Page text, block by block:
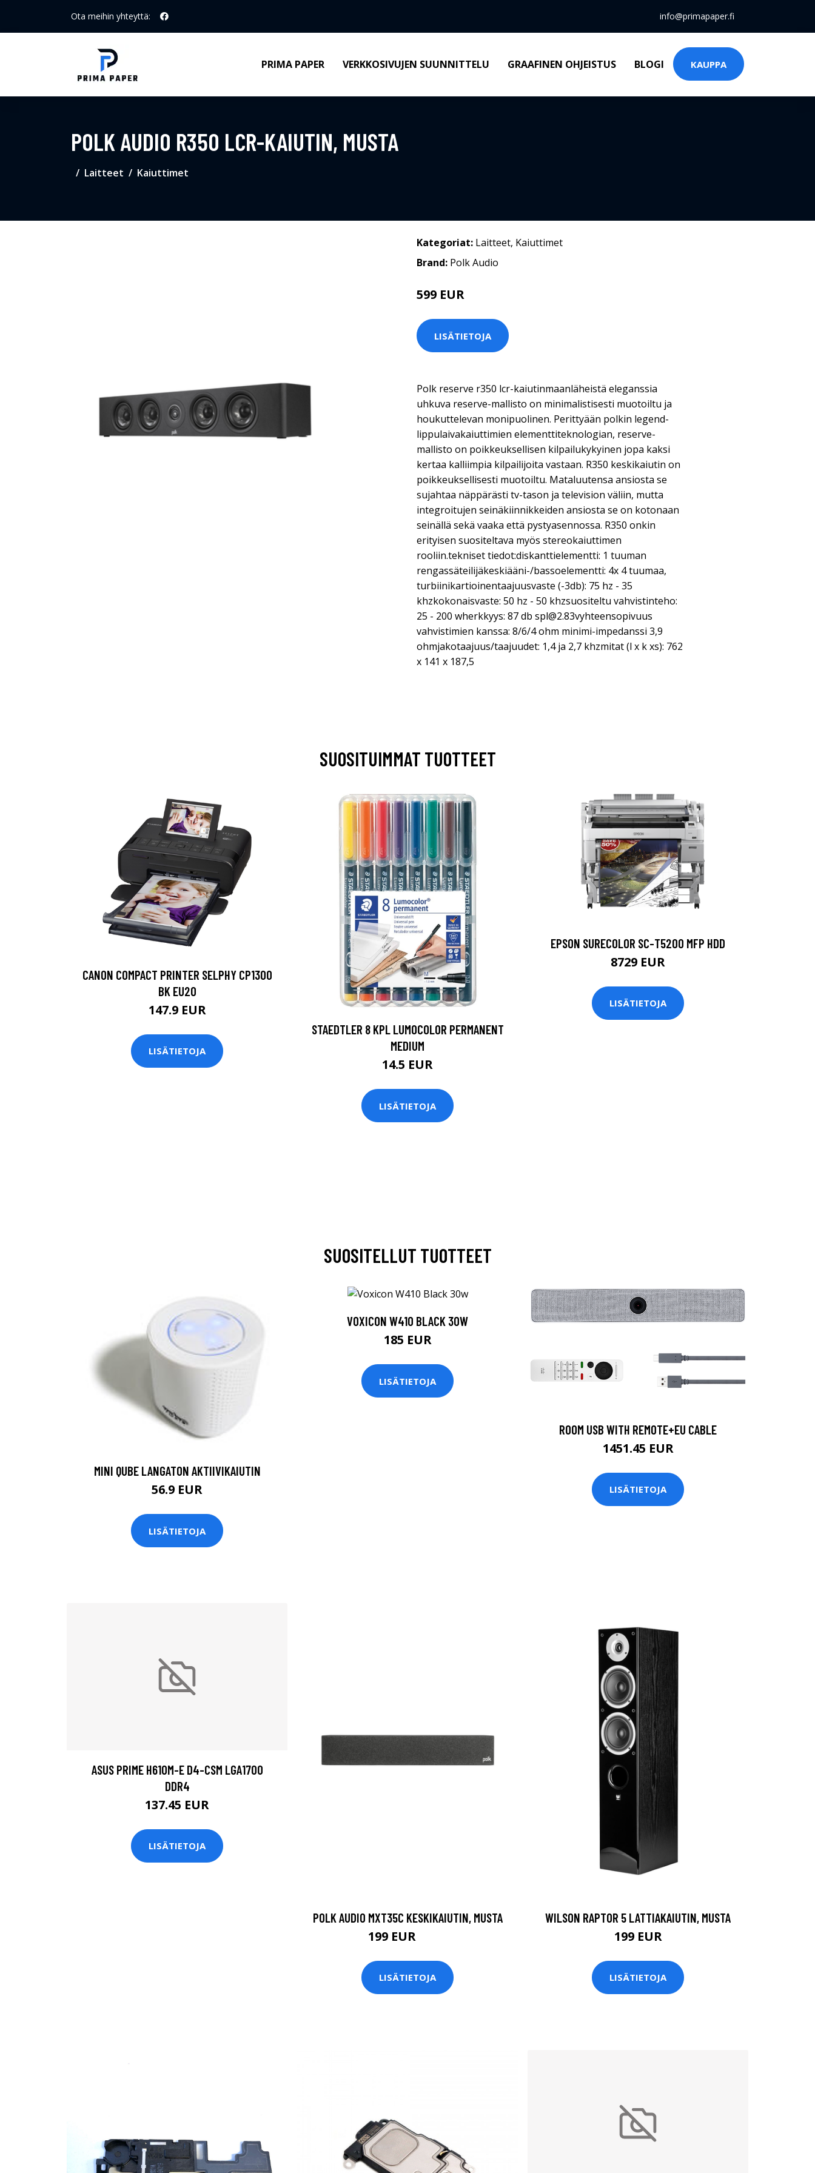
Ota meihin yhteyttä: info@primapaper.fi
PRIMA PAPER VERKKOSIVUJEN SUUNNITTELU GRAAFINEN OHJEISTUS BLOGI KAUPPA
POLK AUDIO R350 LCR-KAIUTIN, MUSTA
Laitteet Kaiuttimet
Kategoriat: Laitteet, Kaiuttimet
Brand: Polk Audio
599 EUR
LISÄTIETOJA
Polk reserve r350 lcr-kaiutinmaanläheistä eleganssia
uhkuva reserve-mallisto on minimalistisesti muotoiltu ja
houkuttelevan monipuolinen. Perittyään polkin legend-
lippulaivakaiuttimien elementtiteknologian, reserve-
mallisto on poikkeuksellisen kilpailukykyinen jopa kaksi
kertaa kalliimpia kilpailijoita vastaan. R350 keskikaiutin on
poikkeuksellisesti muotoiltu. Mataluutensa ansiosta se
sujahtaa näppärästi tv-tason ja television väliin, mutta
integroitujen seinäkiinnikkeiden ansiosta se on kotonaan
seinällä sekä vaaka että pystyasennossa. R350 onkin
erityisen suositeltava myös stereokaiuttimen
rooliin.tekniset tiedot:diskanttielementti: 1 tuuman
rengassäteilijäkeskiääni-/bassoelementti: 4x 4 tuumaa,
turbiinikartioinentaajuusvaste (-3db): 75 hz - 35
khzkokonaisvaste: 50 hz - 50 khzsuositeltu vahvistinteho:
25 - 200 wherkkyys: 87 db spl@2.83vyhteensopivuus
vahvistimien kanssa: 8/6/4 ohm minimi-impedanssi 3,9
ohmjakotaajuus/taajuudet: 1,4 ja 2,7 khzmitat (l x k xs): 762
x 141 x 187,5
SUOSITUIMMAT TUOTTEET
CANON COMPACT PRINTER SELPHY CP1300
BK EU20
147.9 EUR
LISÄTIETOJA
STAEDTLER 8 KPL LUMOCOLOR PERMANENT
MEDIUM
14.5 EUR
LISÄTIETOJA
EPSON SURECOLOR SC-T5200 MFP HDD
8729 EUR
LISÄTIETOJA
SUOSITELLUT TUOTTEET
MINI QUBE LANGATON AKTIIVIKAIUTIN
56.9 EUR
LISÄTIETOJA
VOXICON W410 BLACK 30W
185 EUR
LISÄTIETOJA
ROOM USB WITH REMOTE+EU CABLE
1451.45 EUR
LISÄTIETOJA
ASUS PRIME H610M-E D4-CSM LGA1700
DDR4
137.45 EUR
LISÄTIETOJA
POLK AUDIO MXT35C KESKIKAIUTIN, MUSTA
199 EUR
LISÄTIETOJA
WILSON RAPTOR 5 LATTIAKAIUTIN, MUSTA
199 EUR
LISÄTIETOJA